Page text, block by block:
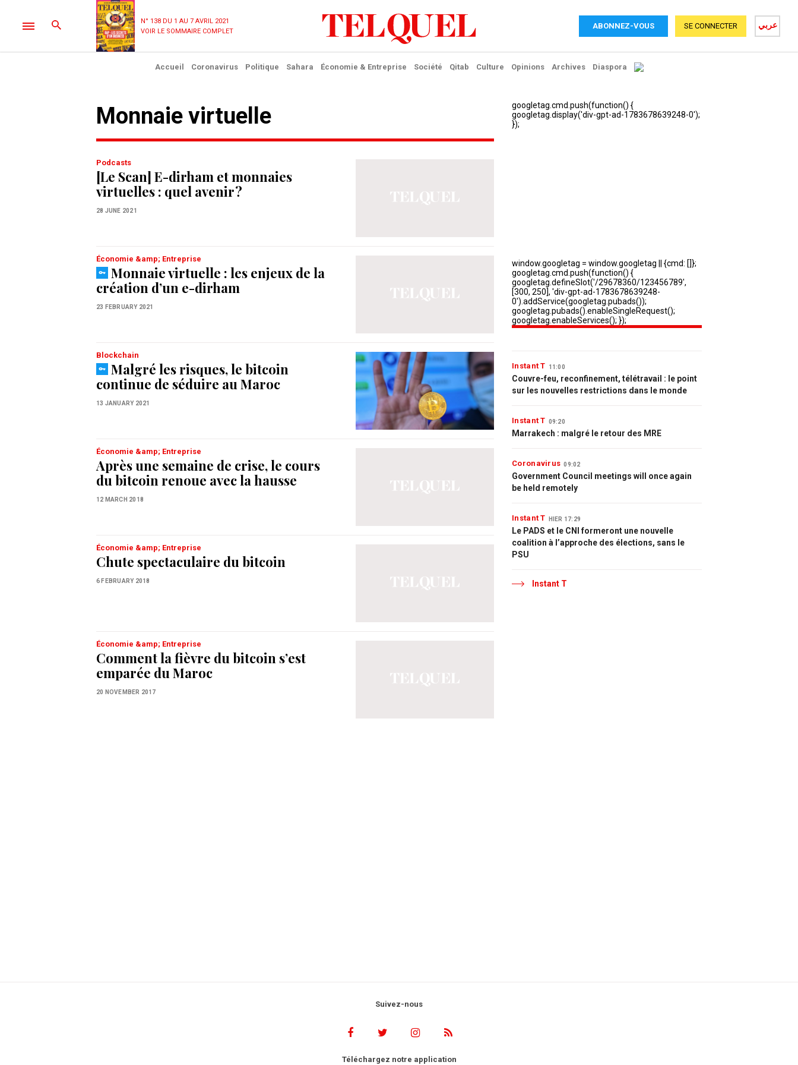
N° 138 DU 1 AU 7 AVRIL 2021
VOIR LE SOMMAIRE COMPLET
ABONNEZ-VOUS عربي SE CONNECTER
Accueil Coronavirus Politique Sahara Économie & Entreprise Société Qitab Culture Opinions Archives Diaspora
monnaie virtuelle
Podcasts
[Le Scan] E-dirham et monnaies
virtuelles : quel avenir ?
28 JUNE 2021
Économie &amp; Entreprise
Monnaie virtuelle : les enjeux de la
création d’un e-dirham
23 FEBRUARY 2021
Blockchain
Malgré les risques, le bitcoin
continue de séduire au Maroc
13 JANUARY 2021
Économie &amp; Entreprise
Après une semaine de crise, le cours
du bitcoin renoue avec la hausse
12 MARCH 2018
Économie &amp; Entreprise
Chute spectaculaire du bitcoin
6 FEBRUARY 2018
Économie &amp; Entreprise
Comment la fièvre du bitcoin s’est
emparée du Maroc
20 NOVEMBER 2017
Instant T 11:00
Couvre-feu, reconfinement, télétravail : le point
sur les nouvelles restrictions dans le monde
Instant T 09:20
Marrakech : malgré le retour des MRE
Coronavirus 09:02
Government Council meetings will once again
be held remotely
Instant T HIER 17:29
Le PADS et le CNI formeront une nouvelle
coalition à l’approche des élections, sans le
PSU
Instant T
Suivez-nous
Téléchargez notre application